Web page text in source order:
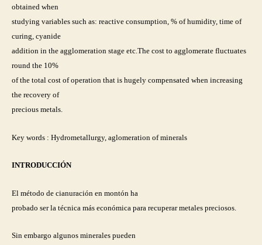
obtained when
studying variables such as: reactive consumption, % of humidity, time of
curing, cyanide
addition in the agglomeration stage etc.The cost to agglomerate fluctuates
round the 10%
of the total cost of operation that is hugely compensated when increasing
the recovery of
precious metals.
Key words : Hydrometallurgy, aglomeration of minerals
INTRODUCCIÓN
El método de cianuración en montón ha
probado ser la técnica más económica para recuperar metales preciosos.
Sin embargo algunos minerales pueden